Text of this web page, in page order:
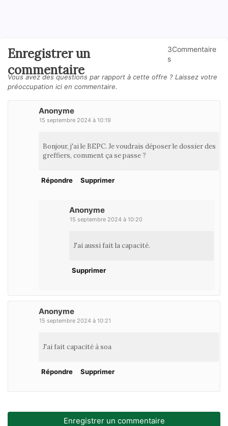
Enregistrer un
commentaire
3Commentaire
s
Vous avez des questions par rapport à cette offre ? Laissez votre
préoccupation ici en commentaire.
Anonyme
15 septembre 2024 à 10:19
Bonjour, j'ai le BEPC. Je voudrais déposer le dossier des
greffiers, comment ça se passe ?
Répondre Supprimer
Anonyme
15 septembre 2024 à 10:20
J'ai aussi fait la capacité.
Supprimer
Anonyme
15 septembre 2024 à 10:21
J'ai fait capacité à soa
Répondre Supprimer
Enregistrer un commentaire